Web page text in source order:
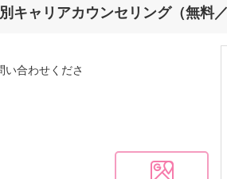
ャリアカウンセリング（無料／
い合わせくださ